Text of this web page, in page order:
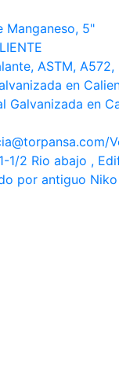
Manganeso, 5"
ASTM,
en
Galvanizada en
1/2 Rio abajo ,
por antiguo